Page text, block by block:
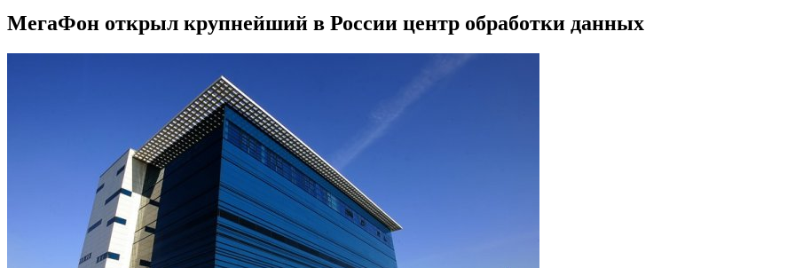
МегаФон открыл крупнейший в России центр обработки данных